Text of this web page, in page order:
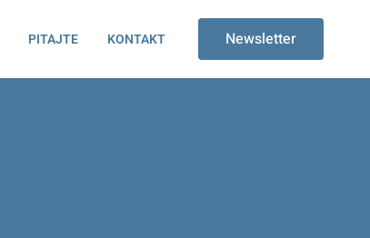
PITAJTE KONTAKT Newsletter